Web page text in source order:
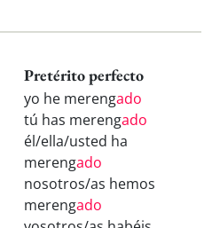
Pretérito perfecto
yo he merengado
tú has merengado
él/ella/usted ha
merengado
nosotros/as hemos
merengado